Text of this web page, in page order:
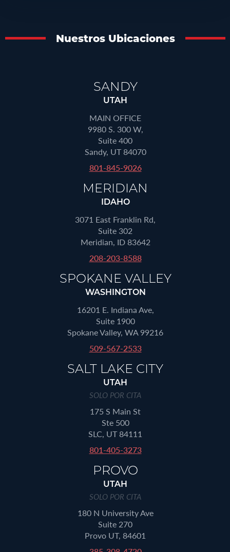
Nuestros Ubicaciones
SANDY
UTAH
MAIN OFFICE
9980 S. 300 W,
Suite 400
Sandy, UT 84070
801-845-9026
MERIDIAN
IDAHO
3071 East Franklin Rd,
Suite 302
Meridian, ID 83642
208-203-8588
SPOKANE VALLEY
WASHINGTON
16201 E. Indiana Ave,
Suite 1900
Spokane Valley, WA 99216
509-567-2533
SALT LAKE CITY
UTAH
SOLO POR CITA
175 S Main St
Ste 500
SLC, UT 84111
801-405-3273
PROVO
UTAH
SOLO POR CITA
180 N University Ave
Suite 270
Provo UT, 84601